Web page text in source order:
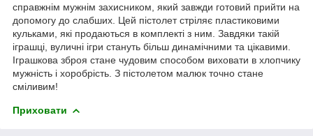
справжнім мужнім захисником, який завжди готовий прийти на
допомогу до слабших. Цей пістолет стріляє пластиковими
кульками, які продаються в комплекті з ним. Завдяки такій
іграшці, вуличні ігри стануть більш динамічними та цікавими.
Іграшкова зброя стане чудовим способом виховати в хлопчику
мужність і хоробрість. З пістолетом малюк точно стане
сміливим!
Приховати